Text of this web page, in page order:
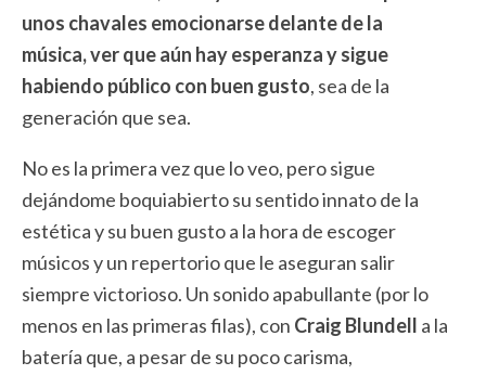
unos chavales emocionarse delante de la
música, ver que aún hay esperanza y sigue
habiendo público con buen gusto, sea de la
generación que sea.
No es la primera vez que lo veo, pero sigue
dejándome boquiabierto su sentido innato de la
estética y su buen gusto a la hora de escoger
músicos y un repertorio que le aseguran salir
siempre victorioso. Un sonido apabullante (por lo
menos en las primeras filas), con Craig Blundell a la
batería que, a pesar de su poco carisma,